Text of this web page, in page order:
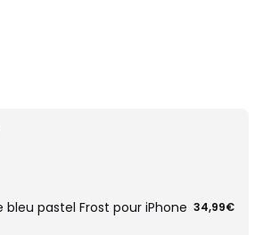
bleu pastel Frost pour iPhone 34,99€